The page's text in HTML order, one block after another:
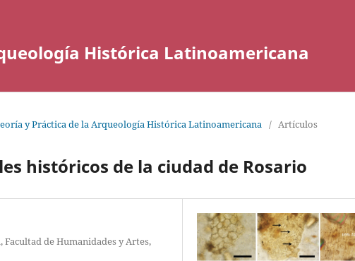
Histórica Latinoamericana
y Práctica de la Arqueología Histórica Latinoamericana / Artículos
históricos de la ciudad de Rosario
de Humanidades y Artes,